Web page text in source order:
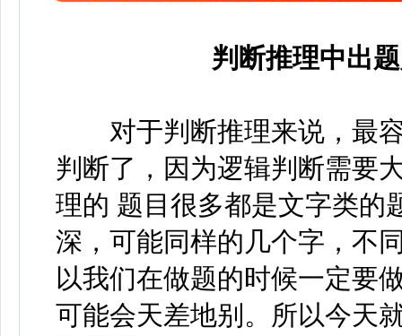
判断推理中出
对于判断推理来说，最容
判断了，因为逻辑判断需要
理的 题目很多都是文字类的
深，可能同样的几个字，不
以我们在做题的时候一定要
可能会天差地别。所以今天